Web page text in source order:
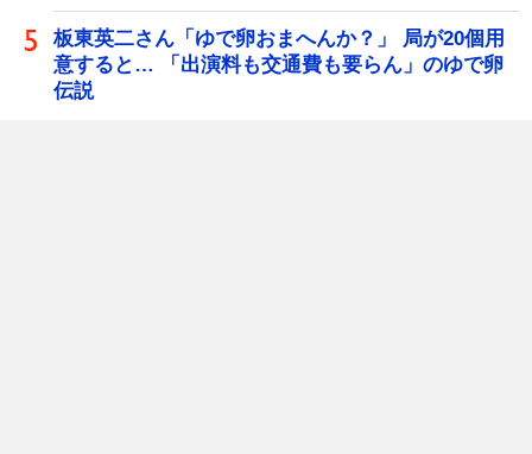
板東英二さん「ゆで卵おまへんか？」 局が20個用
意すると… 「出演料も交通費も要らん」のゆで卵
伝説